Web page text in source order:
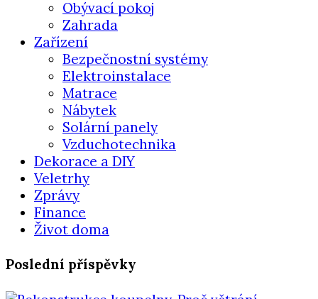
Obývací pokoj
Zahrada
Zařízení
Bezpečnostní systémy
Elektroinstalace
Matrace
Nábytek
Solární panely
Vzduchotechnika
Dekorace a DIY
Veletrhy
Zprávy
Finance
Život doma
Poslední příspěvky